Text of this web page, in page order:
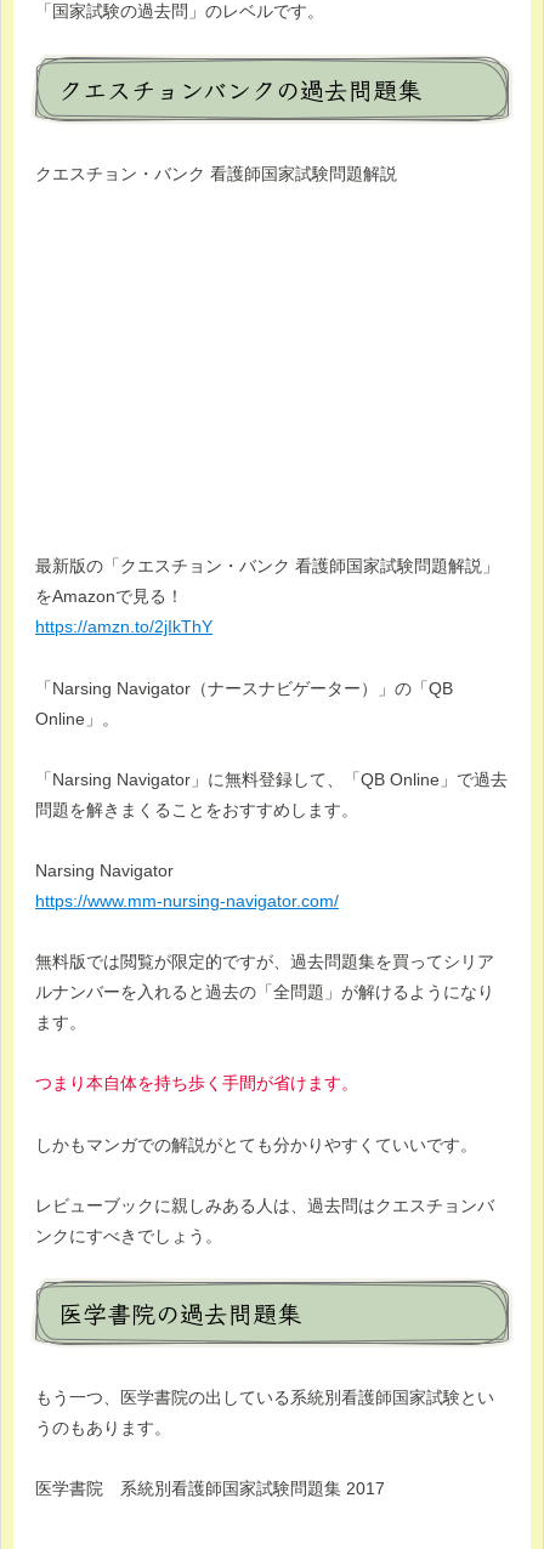
「国家試験の過去問」のレベルです。
クエスチョンバンクの過去問題集
クエスチョン・バンク 看護師国家試験問題解説
最新版の「クエスチョン・バンク 看護師国家試験問題解説」
をAmazonで見る！
https://amzn.to/2jIkThY
「Narsing Navigator（ナースナビゲーター）」の「QB
Online」。
「Narsing Navigator」に無料登録して、「QB Online」で過去
問題を解きまくることをおすすめします。
Narsing Navigator
https://www.mm-nursing-navigator.com/
無料版では閲覧が限定的ですが、過去問題集を買ってシリア
ルナンバーを入れると過去の「全問題」が解けるようになり
ます。
つまり本自体を持ち歩く手間が省けます。
しかもマンガでの解説がとても分かりやすくていいです。
レビューブックに親しみある人は、過去問はクエスチョンバ
ンクにすべきでしょう。
医学書院の過去問題集
もう一つ、医学書院の出している系統別看護師国家試験とい
うのもあります。
医学書院 系統別看護師国家試験問題集 2017